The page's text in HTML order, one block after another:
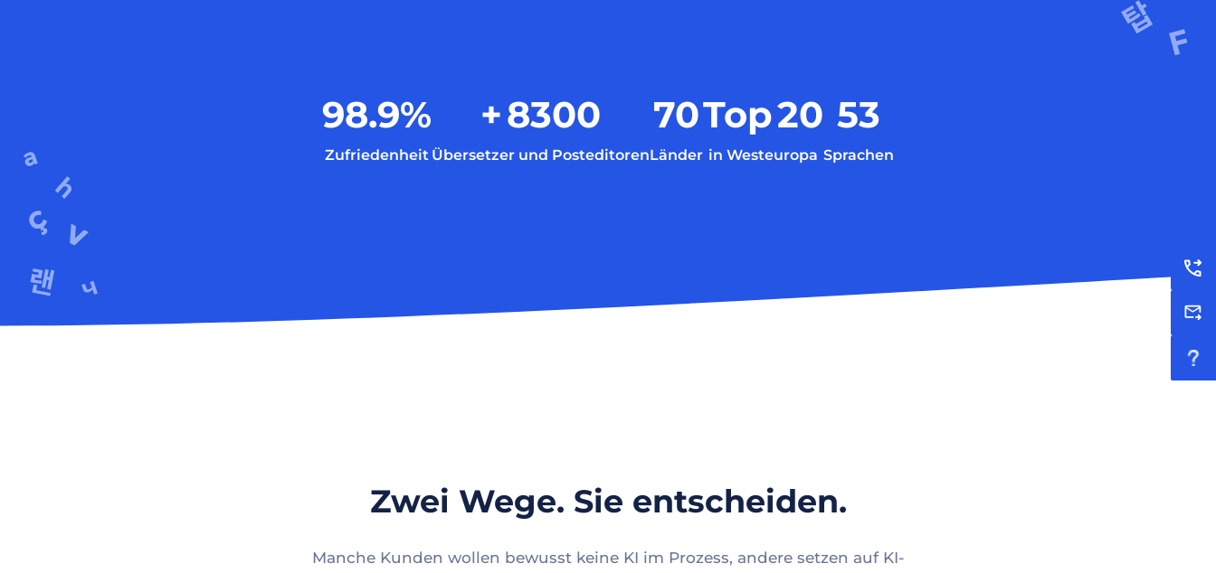
98.9%
Zufriedenheit
+8300
Übersetzer und Posteditoren
70
Länder
Top20
in Westeuropa
53
Sprachen
Zwei Wege. Sie entscheiden.
Manche Kunden wollen bewusst keine KI im Prozess, andere setzen auf KI-